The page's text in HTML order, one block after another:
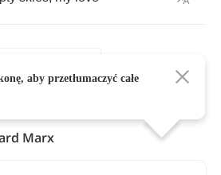
aby przetłumaczyć całe
Marx